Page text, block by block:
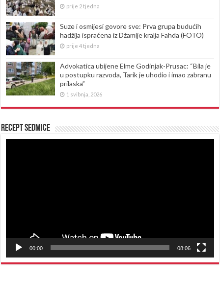
prije 2 tjedna
Suze i osmijesi govore sve: Prva grupa budućih
hadžija ispraćena iz Džamije kralja Fahda (FOTO)
prije 4 tjedna
Advokatica ubijene Elme Godinjak-Prusac: “Bila je
u postupku razvoda, Tarik je uhodio i imao zabranu
prilaska”
1 svibnja, 2026
Recept sedmice
00:00 08:06